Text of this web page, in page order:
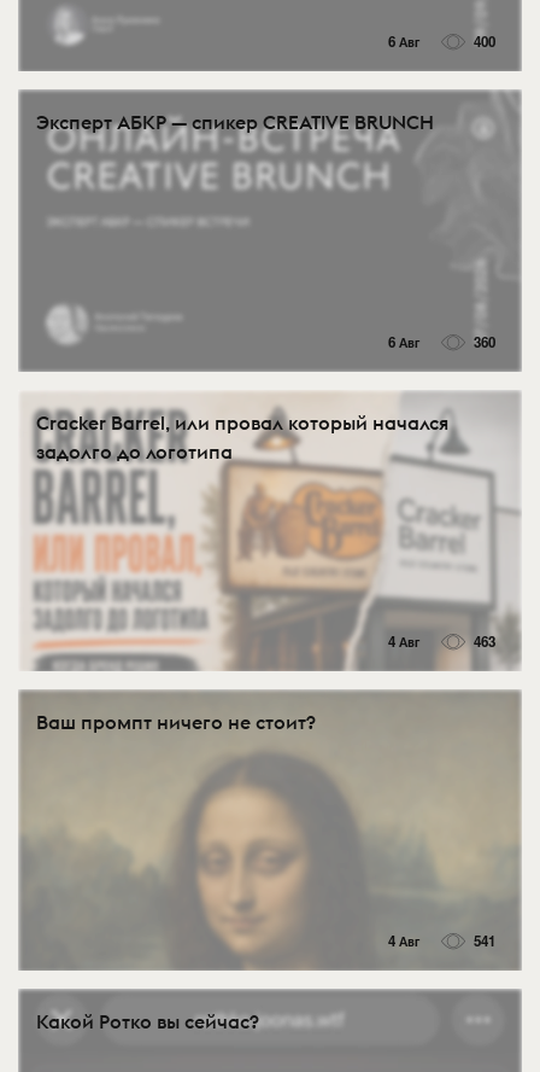
6 Авг 400
Эксперт АБКР — спикер CREATIVE BRUNCH
6 Авг 360
Cracker Barrel, или провал который начался
задолго до логотипа
4 Авг 463
Ваш промпт ничего не стоит?
4 Авг 541
Какой Ротко вы сейчас?